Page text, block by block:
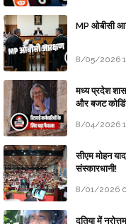
MP ओबीसी
8/05/2026
मध्य प्रदेश
और बजट
8/04/2026
सीएम मोहन
संस्कारधानी!
8/01/2026
दतिया में